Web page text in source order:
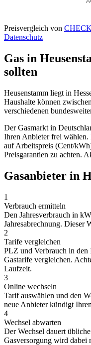
Preisvergleich von
Datenschutz
Gas in
sollten
Heusenstamm liegt in
Haushalte können
verschiedenen
Der Gasmarkt in
Ihren Anbieter frei wählen.
auf Arbeitspreis (Cent/
Preisgarantien zu achten.
Gasanbieter in
1
Verbrauch ermitteln
Den Jahresverbrauch in
Jahresabrechnung. Dieser
2
Tarife vergleichen
PLZ und Verbrauch in den
Gastarife vergleichen.
Laufzeit.
3
Online wechseln
Tarif auswählen und den
neue Anbieter kündigt
4
Wechsel abwarten
Der Wechsel dauert
Gasversorgung wird dabei